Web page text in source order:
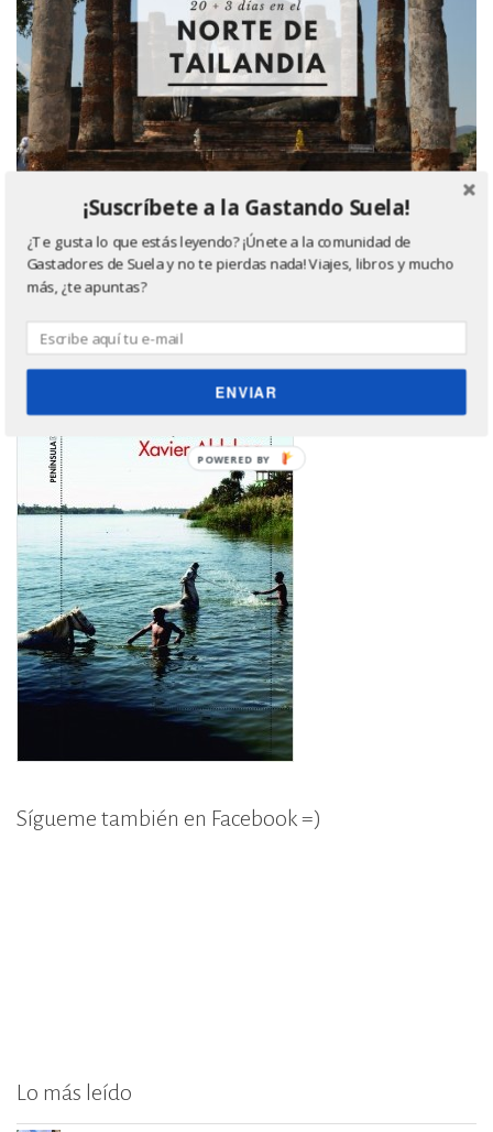
Último libro leído, ¿quieres saber más? Haz click
Sígueme también en Facebook =)
Lo más leído
¡Suscríbete a la Gastando Suela!
¿Te gusta lo que estás leyendo? ¡Únete a la comunidad de
Gastadores de Suela y no te pierdas nada! Viajes, libros y mucho
más, ¿te apuntas?
ENVIAR
POWERED
BY